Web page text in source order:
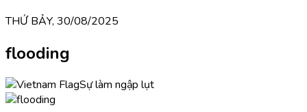
THỨ BẢY, 30/08/2025
flooding
Sự làm ngập lụt